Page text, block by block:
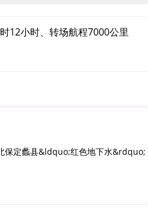
12小时、转场航程7000公里
保定蠡县&ldquo;红色地下水&rdquo;